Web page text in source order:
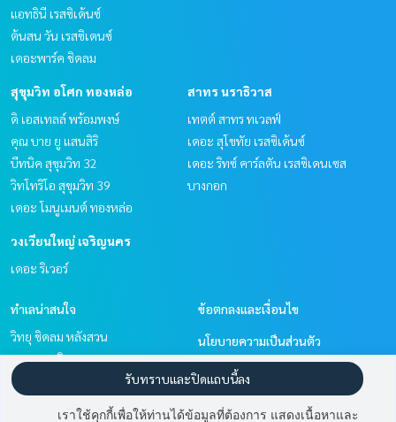
แอทธินี เรสซิเด้นซ์
ต้นสน วัน เรสซิเดนซ์
เดอะพาร์ค ชิดลม
สุขุมวิท อโศก ทองหล่อ
ดิ เอสเทลล์ พร้อมพงษ์
คุณ บาย ยู แสนสิริ
บีทนิค สุขุมวิท 32
วิทโทริโอ สุขุมวิท 39
เดอะ โมนูเมนต์ ทองหล่อ
สาทร นราธิวาส
เทตต์ สาทร ทเวลฟ์
เดอะ สุโขทัย เรสซิเด้นซ์
เดอะ ริทซ์ คาร์ลตัน เรสซิเดนเซส
บางกอก
วงเวียนใหญ่ เจริญนคร
เดอะ ริเวอร์
ทำเลน่าสนใจ
วิทยุ ชิดลม หลังสวน
สาทร นราธิวาส
วงเวียนใหญ่ เจริญนคร
พัฒนาการ ศรีนครินทร์
ข้อตกลงและเงื่อนไข
นโยบายความเป็นส่วนตัว
เกี่ยวกับเรา
วิธีการฝากขาย-เช่า
เราใช้คุกกี้เพื่อให้ท่านได้ข้อมูลที่ต้องการ แสดงเนื้อหาและ
รับทราบและปิดแถบนี้ลง